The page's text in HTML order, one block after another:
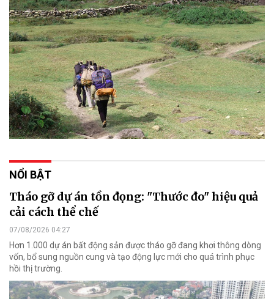
NỔI BẬT
Tháo gỡ dự án tồn đọng: "Thước đo" hiệu quả
cải cách thể chế
07/08/2026 04:27
Hơn 1.000 dự án bất động sản được tháo gỡ đang khơi thông dòng
vốn, bổ sung nguồn cung và tạo động lực mới cho quá trình phục
hồi thị trường.